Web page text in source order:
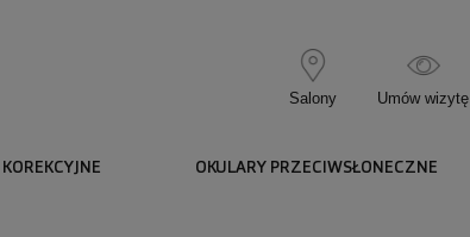
Salony Umów wizytę
OKULARY PRZECIWSŁONECZNE